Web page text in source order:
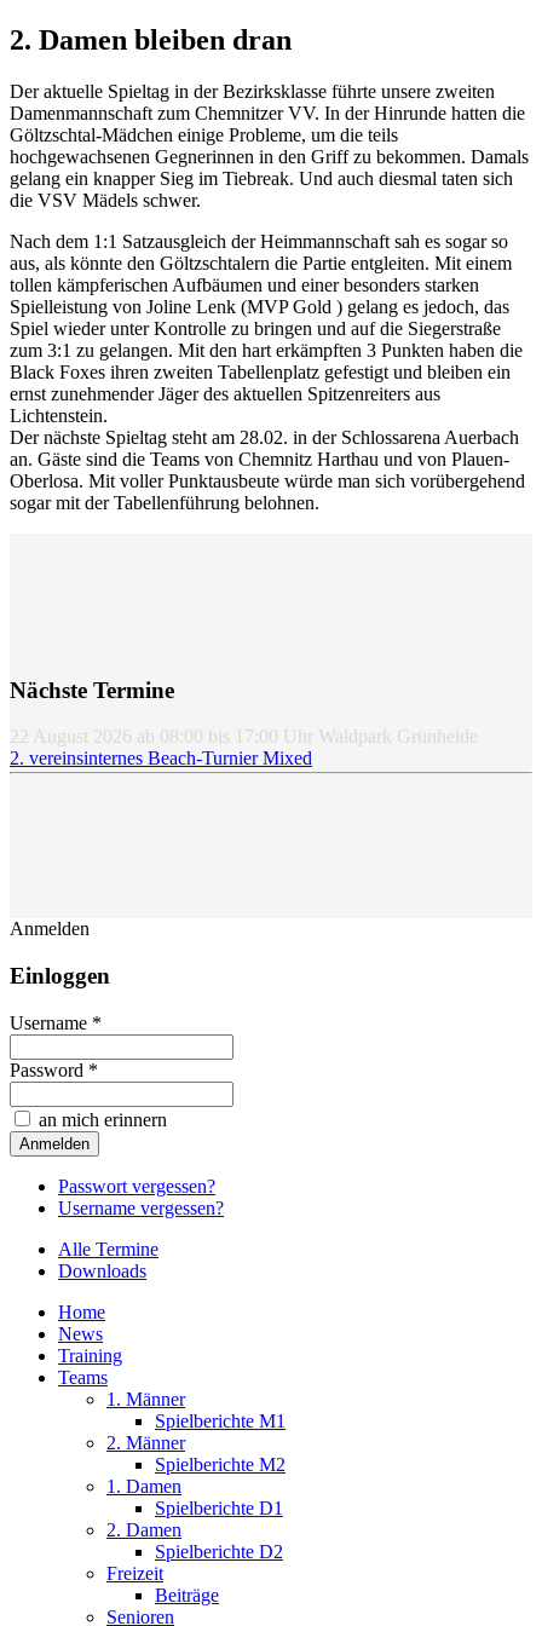
2. Damen bleiben dran
Der aktuelle Spieltag in der Bezirksklasse führte unsere zweiten
Damenmannschaft zum Chemnitzer VV. In der Hinrunde hatten die
Göltzschtal-Mädchen einige Probleme, um die teils
hochgewachsenen Gegnerinnen in den Griff zu bekommen. Damals
gelang ein knapper Sieg im Tiebreak. Und auch diesmal taten sich
die VSV Mädels schwer.
Nach dem 1:1 Satzausgleich der Heimmannschaft sah es sogar so
aus, als könnte den Göltzschtalern die Partie entgleiten. Mit einem
tollen kämpferischen Aufbäumen und einer besonders starken
Spielleistung von Joline Lenk (MVP Gold ) gelang es jedoch, das
Spiel wieder unter Kontrolle zu bringen und auf die Siegerstraße
zum 3:1 zu gelangen. Mit den hart erkämpften 3 Punkten haben die
Black Foxes ihren zweiten Tabellenplatz gefestigt und bleiben ein
ernst zunehmender Jäger des aktuellen Spitzenreiters aus
Lichtenstein.
Der nächste Spieltag steht am 28.02. in der Schlossarena Auerbach
an. Gäste sind die Teams von Chemnitz Harthau und von Plauen-
Oberlosa. Mit voller Punktausbeute würde man sich vorübergehend
sogar mit der Tabellenführung belohnen.
Nächste Termine
22 August 2026 ab 08:00 bis 17:00 Uhr Waldpark Grünheide
2. vereinsinternes Beach-Turnier Mixed
Anmelden
Einloggen
Username *
Password *
an mich erinnern
Passwort vergessen?
Username vergessen?
Alle Termine
Downloads
Home
News
Training
Teams
1. Männer
Spielberichte M1
2. Männer
Spielberichte M2
1. Damen
Spielberichte D1
2. Damen
Spielberichte D2
Freizeit
Beiträge
Senioren